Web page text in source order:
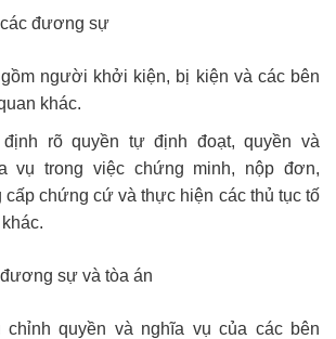
đương sự
gồm người khởi kiện, bị kiện và các bên
khác.
định rõ quyền tự định đoạt, quyền và
vụ trong việc chứng minh, nộp đơn,
cấp chứng cứ và thực hiện các thủ tục tố
sự và tòa án
chỉnh quyền và nghĩa vụ của các bên